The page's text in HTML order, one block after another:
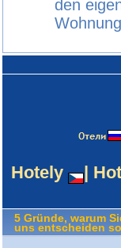
den
Hotely
|
5 Gründe, warum
uns entscheiden